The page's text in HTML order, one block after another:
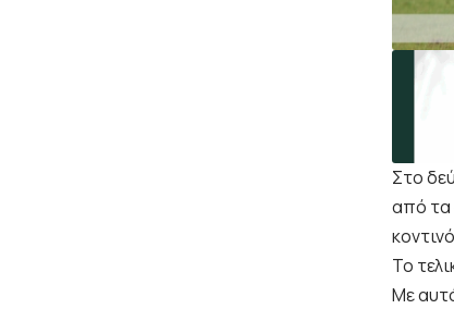
Στο
από τα
Το
Με